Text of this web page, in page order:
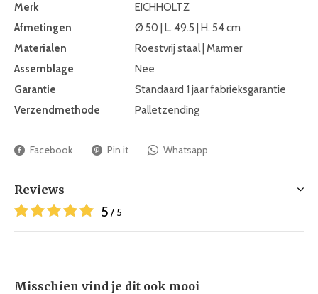
Merk
EICHHOLTZ
Afmetingen
Ø 50 | L. 49.5 | H. 54 cm
Materialen
Roestvrij staal | Marmer
Assemblage
Nee
Garantie
Standaard 1 jaar fabrieksgarantie
Verzendmethode
Palletzending
Facebook Pin it Whatsapp
Reviews
5 / 5
Misschien vind je dit ook mooi